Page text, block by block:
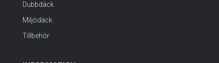
Dubbdäck
Miljödäck
Tillbehör